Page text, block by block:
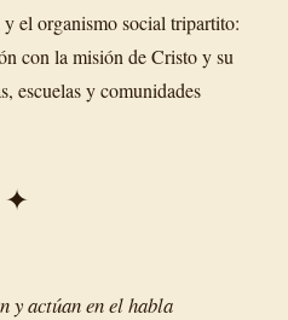
el organismo social tripartito:
con la misión de Cristo y su
escuelas y comunidades
✦
y actúan en el habla